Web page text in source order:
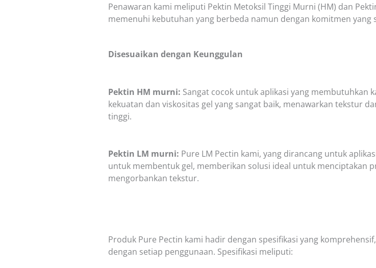
Penawaran kami meliputi Pektin Metoksil Tinggi Murni (HM) dan
memenuhi kebutuhan yang berbeda namun dengan komitmen
Disesuaikan dengan Keunggulan
Pektin HM murni: Sangat cocok untuk aplikasi yang membutuhkan
kekuatan dan viskositas gel yang sangat baik, menawarkan tekstur
tinggi.
Pektin LM murni: Pure LM Pectin kami, yang dirancang untuk
untuk membentuk gel, memberikan solusi ideal untuk menciptakan
mengorbankan tekstur.
Produk Pure Pectin kami hadir dengan spesifikasi yang
dengan setiap penggunaan. Spesifikasi meliputi: